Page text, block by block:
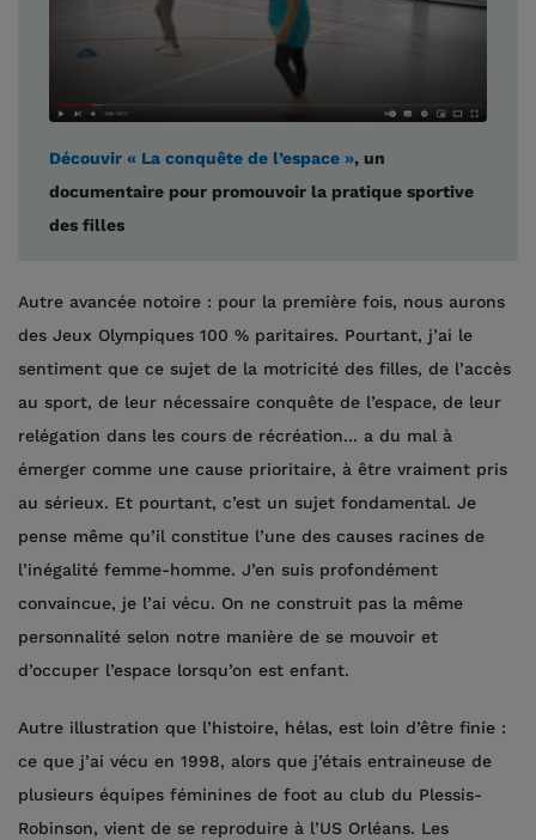
Découvir « La conquête de l’espace », un
documentaire pour promouvoir la pratique sportive
des filles
Autre avancée notoire : pour la première fois, nous aurons
des Jeux Olympiques 100 % paritaires. Pourtant, j’ai le
sentiment que ce sujet de la motricité des filles, de l’accès
au sport, de leur nécessaire conquête de l’espace, de leur
relégation dans les cours de récréation... a du mal à
émerger comme une cause prioritaire, à être vraiment pris
au sérieux. Et pourtant, c’est un sujet fondamental. Je
pense même qu’il constitue l’une des causes racines de
l’inégalité femme-homme. J’en suis profondément
convaincue, je l’ai vécu. On ne construit pas la même
personnalité selon notre manière de se mouvoir et
d’occuper l’espace lorsqu’on est enfant.
Autre illustration que l’histoire, hélas, est loin d’être finie :
ce que j’ai vécu en 1998, alors que j’étais entraineuse de
plusieurs équipes féminines de foot au club du Plessis-
Robinson, vient de se reproduire à l’US Orléans. Les